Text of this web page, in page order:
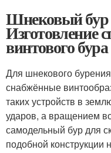
Шнековый бур
Изготовление
винтового бура
Для шнекового
снабжённые
таких устройств в
ударов, а вращением
самодельный бур для
подобной конструкции